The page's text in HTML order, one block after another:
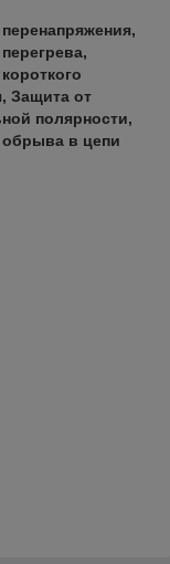
Защита от
полярности,
в цепи